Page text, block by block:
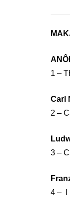
1 –
Carl
2 –
3 –
4 – I